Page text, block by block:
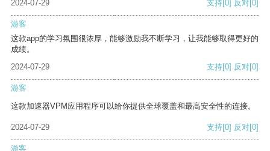
2024-07-29 支持 [0] 反对 [0]
游客
这款app的学习氛围很浓厚，能够激励我不断学习，让我能够取得更好的
成绩。
2024-07-29
支持[0] 反对[0]
游客
这款加速器VPM应用程序可以给你提供全球覆盖和最高安全性的连接。
2024-07-29 支持[0] 反对[0]
游客